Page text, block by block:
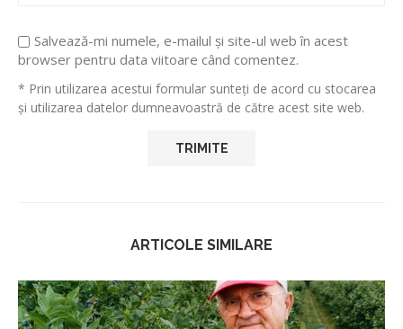
Salvează-mi numele, e-mailul și site-ul web în acest
browser pentru data viitoare când comentez.
* Prin utilizarea acestui formular sunteți de acord cu stocarea
și utilizarea datelor dumneavoastră de către acest site web.
ARTICOLE SIMILARE